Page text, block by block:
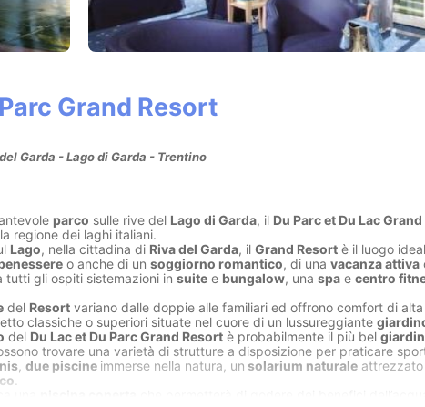
Grand Resort
Garda - Lago di Garda - Trentino
parco sulle rive del Lago di Garda, il Du Parc et Du Lac
regione dei laghi italiani.
Lago, nella cittadina di Riva del Garda, il Grand Resort è il luogo
o anche di un soggiorno romantico, di una vacanza attiva
tutti gli ospiti sistemazioni in suite e bungalow, una spa e centro
del Resort variano dalle doppie alle familiari ed offrono comfort di
classiche o superiori situate nel cuore di un lussureggiante
del Du Lac et Du Parc Grand Resort è probabilmente il più bel
trovare una varietà di strutture a disposizione per praticare
due piscine immerse nella natura, un solarium naturale attrezzato